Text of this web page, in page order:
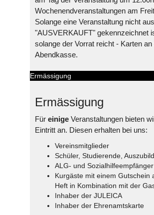
Wochenendveranstaltungen am
Solange eine Veranstaltung nicht
"AUSVERKAUFT" gekennzeichnet
solange der Vorrat reicht - Karten
Abendkasse.
Ermässigung
Ermässigung
Für einige Veranstaltungen bieten
Eintritt an. Diesen erhalten bei uns:
Vereinsmitglieder
Schüler, Studierende,
ALG- und Sozialhilfeempfänger
Kurgäste mit einem Gutschein
Heft in Kombination mit der
Inhaber der JULEICA
Inhaber der Ehrenamtskarte